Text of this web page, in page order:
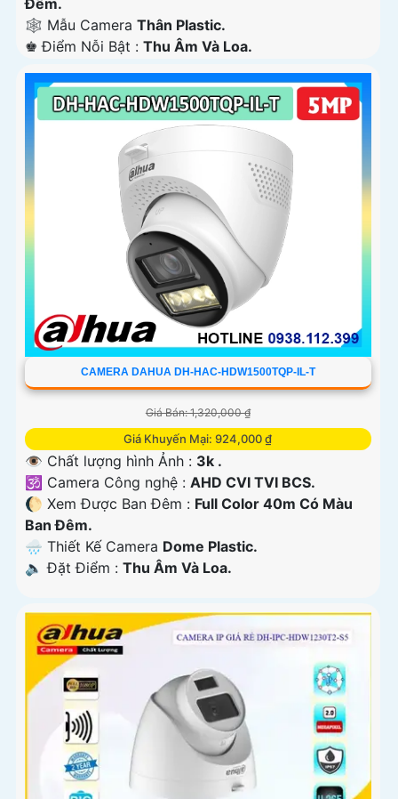
🕸️ Mẫu Camera Thân Plastic.
️♚ Điểm Nỗi Bật : Thu Âm Và Loa.
CAMERA DAHUA DH-HAC-HDW1500TQP-IL-T
Giá Bán: 1,320,000 ₫
Giá Khuyến Mại: 924,000 ₫
👁 Chất lượng hình Ảnh : 3k .
🕉️ Camera Công nghệ : AHD CVI TVI BCS.
🌔 Xem Được Ban Đêm : Full Color 40m Có Màu
Ban Ðêm.
🌧️ Thiết Kế Camera Dome Plastic.
️🔈 Đặt Điểm : Thu Âm Và Loa.